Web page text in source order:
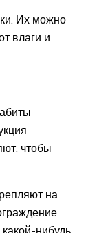
Их можно
влаги и
чтобы
на